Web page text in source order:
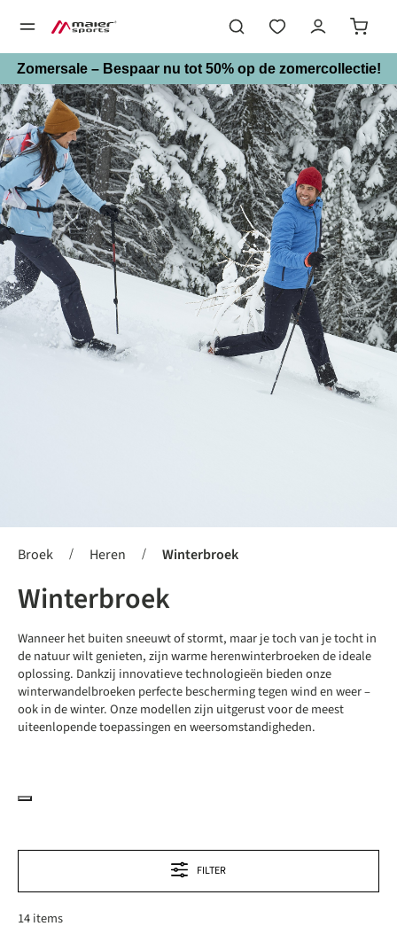
Zomersale – Bespaar nu tot 50% op de zomercollectie!
Broek / Heren / Winterbroek
Winterbroek
Wanneer het buiten sneeuwt of stormt, maar je toch van je tocht in
de natuur wilt genieten, zijn warme herenwinterbroeken de ideale
oplossing. Dankzij innovatieve technologieën bieden onze
winterwandelbroeken perfecte bescherming tegen wind en weer –
ook in de winter. Onze modellen zijn uitgerust voor de meest
uiteenlopende toepassingen en weersomstandigheden.
FILTER
14 items